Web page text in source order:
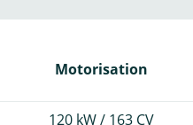
Motorisation
120 kW / 163 CV